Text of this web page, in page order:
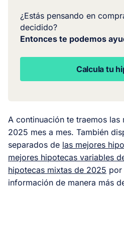
¿Estás pensando en
decidido?
Entonces te podemos
Calcula tu
A continuación te traemos las
2025 mes a mes. También
separados de las mejores
mejores hipotecas variables
hipotecas mixtas de 2025 por
información de manera más